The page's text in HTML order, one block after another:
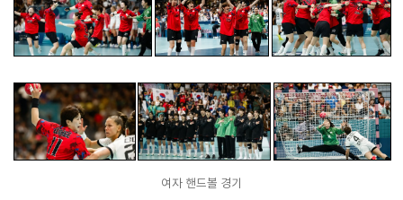
여자 핸드볼 경기